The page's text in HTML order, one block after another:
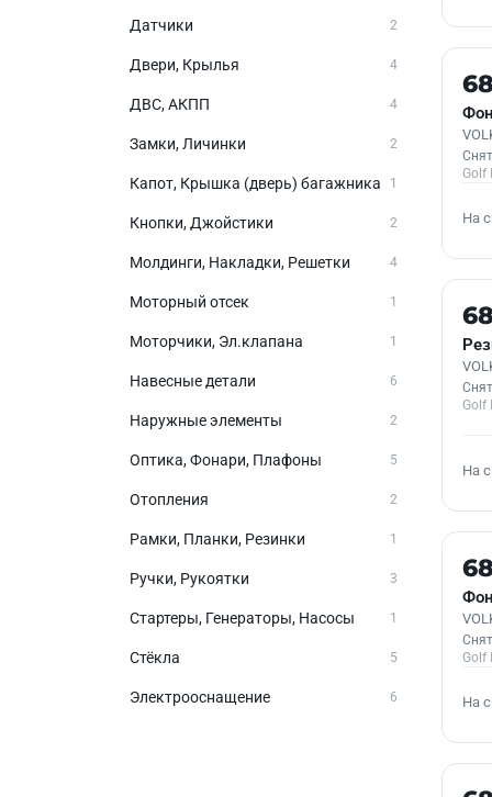
Датчики 2
Двери, Крылья 4
ДВС, АКПП 4
Замки, Личинки 2
Капот, Крышка (дверь) багажника 1
Кнопки, Джойстики 2
Молдинги, Накладки, Решетки 4
Моторный отсек 1
Моторчики, Эл.клапана 1
Навесные детали 6
Наружные элементы 2
Оптика, Фонари, Плафоны 5
Отопления 2
Рамки, Планки, Резинки 1
Ручки, Рукоятки 3
Стартеры, Генераторы, Насосы 1
Стёкла 5
Электрооснащение 6
Б/У
Golf III
На
Б/У
Golf III
На
Б/У
Golf III
На
Б/У